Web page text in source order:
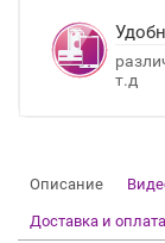
т.д
Описание
Доставка и оплата